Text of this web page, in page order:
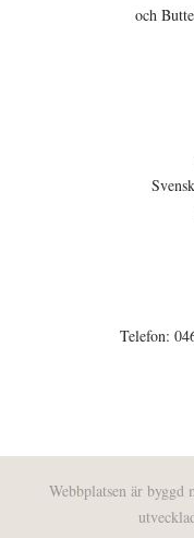
och
Telefon:
Webbplatsen är byggd